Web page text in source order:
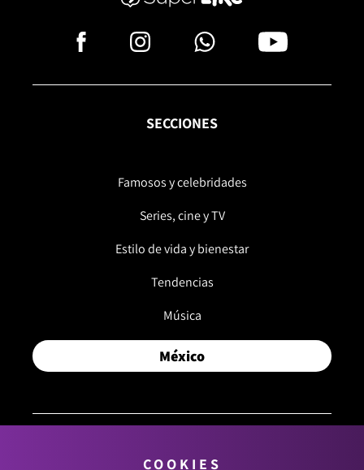
SECCIONES
Famosos y celebridades
Series, cine y TV
Estilo de vida y bienestar
Tendencias
Música
México
© 2026, RCN MEDIOS. TODOS LOS DERECHOS
COOKIES